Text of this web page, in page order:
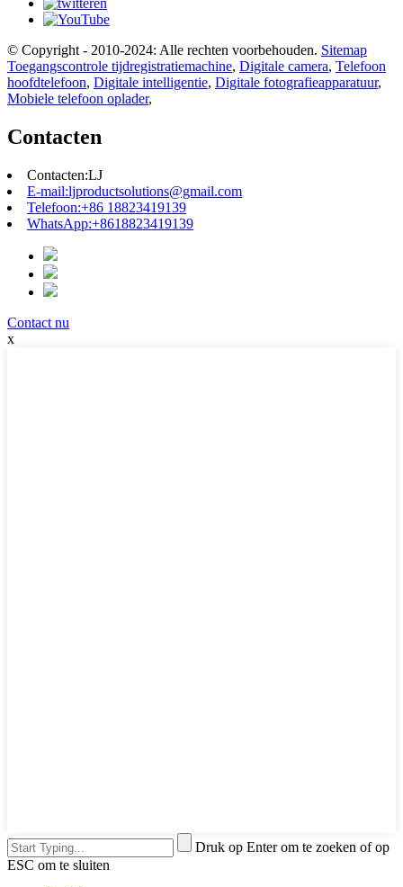
© Copyright - 2010-2024: Alle rechten voorbehouden. Sitemap
Toegangscontrole tijdregistratiemachine, Digitale camera, Telefoon
hoofdtelefoon, Digitale intelligentie, Digitale fotografieapparatuur,
Mobiele telefoon oplader,
Contacten
Contacten:LJ
E-mail:ljproductsolutions@gmail.com
Telefoon:+86 18823419139
WhatsApp:+8618823419139
Contact nu
x
Druk op Enter om te zoeken of op
ESC om te sluiten